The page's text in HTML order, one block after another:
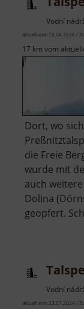
Vodní
aktuell vom 13.04.2026 /
17 km vom
Dort, wo
die Freie
wurde mit
auch
Dolina
geopfert.
Vodní
aktuell vom 23.07.2024 /